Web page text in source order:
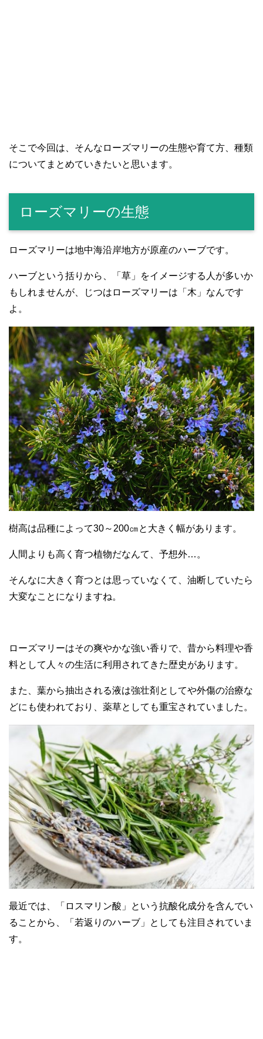
そこで今回は、そんなローズマリーの生態や育て方、種類
についてまとめていきたいと思います。
ローズマリーの生態
ローズマリーは地中海沿岸地方が原産のハーブです。
ハーブという括りから、「草」をイメージする人が多いか
もしれませんが、じつはローズマリーは「木」なんです
よ。
樹高は品種によって30～200㎝と大きく幅があります。
人間よりも高く育つ植物だなんて、予想外…。
そんなに大きく育つとは思っていなくて、油断していたら
大変なことになりますね。
ローズマリーはその爽やかな強い香りで、昔から料理や香
料として人々の生活に利用されてきた歴史があります。
また、葉から抽出される液は強壮剤としてや外傷の治療な
どにも使われており、薬草としても重宝されていました。
最近では、「ロスマリン酸」という抗酸化成分を含んでい
ることから、「若返りのハーブ」としても注目されていま
す。